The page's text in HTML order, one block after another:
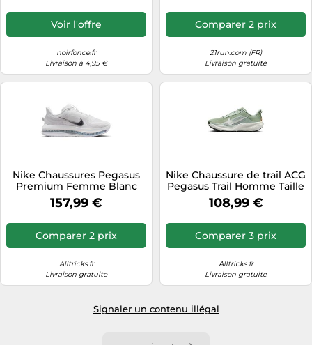
Voir l'offre
noirfonce.fr
Livraison à 4,95 €
Comparer 2 prix
21run.com (FR)
Livraison gratuite
Nike Chaussures Pegasus
Premium Femme Blanc
Taille 40,5
157,99 €
Comparer 2 prix
Alltricks.fr
Livraison gratuite
Nike Chaussure de trail ACG
Pegasus Trail Homme Taille
40,5
108,99 €
Comparer 3 prix
Alltricks.fr
Livraison gratuite
Signaler un contenu illégal